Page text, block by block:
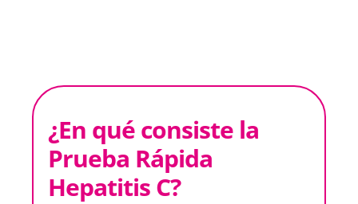
¿En qué consiste la
Prueba Rápida
Hepatitis C?